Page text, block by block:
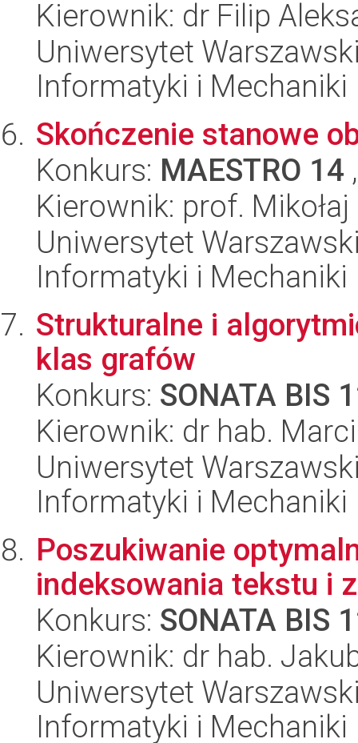
Kierownik: dr Filip
Uniwersytet
Informatyki i Mechaniki
Skończenie stanowe
Konkurs: MAESTRO 14
Kierownik: prof.
Uniwersytet
Informatyki i Mechaniki
Strukturalne i
klas grafów
Konkurs: SONATA BIS
Kierownik: dr hab.
Uniwersytet
Informatyki i Mechaniki
Poszukiwanie
indeksowania tekstu i
Konkurs: SONATA BIS
Kierownik: dr hab.
Uniwersytet
Informatyki i Mechaniki